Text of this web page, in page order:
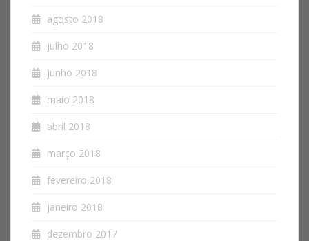
agosto 2018
julho 2018
junho 2018
maio 2018
abril 2018
março 2018
fevereiro 2018
janeiro 2018
dezembro 2017